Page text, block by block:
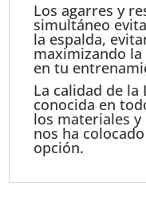
Los agarres y
simultáneo
la espalda,
maximizando
en tu
La calidad de la
conocida en
los materiales
nos ha
opción.